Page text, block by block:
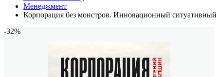
Менеджмент
Корпорация без монстров. Инновационный
-32%